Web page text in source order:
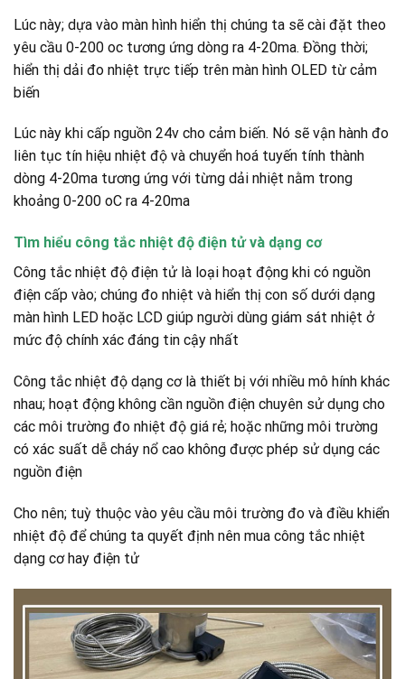
Lúc này; dựa vào màn hình hiển thị chúng ta sẽ cài đặt theo
yêu cầu 0-200 oc tương ứng dòng ra 4-20ma. Đồng thời;
hiển thị dải đo nhiệt trực tiếp trên màn hình OLED từ cảm
biến
Lúc này khi cấp nguồn 24v cho cảm biến. Nó sẽ vận hành đo
liên tục tín hiệu nhiệt độ và chuyển hoá tuyến tính thành
dòng 4-20ma tương ứng với từng dải nhiệt nằm trong
khoảng 0-200 oC ra 4-20ma
Tìm hiểu công tắc nhiệt độ điện tử và dạng cơ
Công tắc nhiệt độ điện tử là loại hoạt động khi có nguồn
điện cấp vào; chúng đo nhiệt và hiển thị con số dưới dạng
màn hình LED hoặc LCD giúp người dùng giám sát nhiệt ở
mức độ chính xác đáng tin cậy nhất
Công tắc nhiệt độ dạng cơ là thiết bị với nhiều mô hính khác
nhau; hoạt động không cần nguồn điện chuyên sử dụng cho
các môi trường đo nhiệt độ giá rẻ; hoặc những môi trường
có xác suất dễ cháy nổ cao không được phép sử dụng các
nguồn điện
Cho nên; tuỳ thuộc vào yêu cầu môi trường đo và điều khiển
nhiệt độ để chúng ta quyết định nên mua công tắc nhiệt
dạng cơ hay điện tử